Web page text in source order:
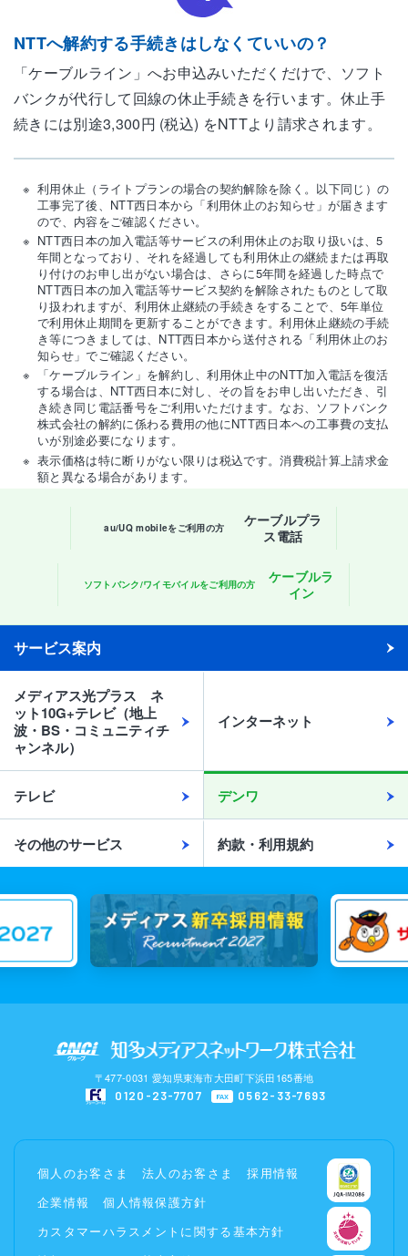
サービス案内
メディアス光プラス ネ
ット10G+テレビ（地上
波・BS・コミュニティチ
ャンネル）
インターネット
テレビ デンワ
その他のサービス 約款・利用規約
NTTへ解約する手続きはしなくていいの？
「ケーブルライン」へお申込みいただくだけで、ソフト
バンクが代行して回線の休止手続きを行います。休止手
続きには別途3,300円 (税込) をNTTより請求されます。
利用休止（ライトプランの場合の契約解除を除く。以下同じ）の
工事完了後、NTT西日本から「利用休止のお知らせ」が届きます
ので、内容をご確認ください。
NTT西日本の加入電話等サービスの利用休止のお取り扱いは、5
年間となっており、それを経過しても利用休止の継続または再取
り付けのお申し出がない場合は、さらに5年間を経過した時点で
NTT西日本の加入電話等サービス契約を解除されたものとして取
り扱われますが、利用休止継続の手続きをすることで、5年単位
で利用休止期間を更新することができます。利用休止継続の手続
き等につきましては、NTT西日本から送付される「利用休止のお
知らせ」でご確認ください。
「ケーブルライン」を解約し、利用休止中のNTT加入電話を復活
する場合は、NTT西日本に対し、その旨をお申し出いただき、引
き続き同じ電話番号をご利用いただけます。なお、ソフトバンク
株式会社の解約に係わる費用の他にNTT西日本への工事費の支払
いが別途必要になります。
表示価格は特に断りがない限りは税込です。消費税計算上請求金
額と異なる場合があります。
au/UQ mobileをご利用の方
ケーブルプラ
ス電話
ソフトバンク/ワイモバイルをご利用の方
ケーブルラ
イン
〒477-0031 愛知県東海市大田町下浜田165番地
0120-23-7707
FAX 0562-33-7693
個人のお客さま 法人のお客さま
採用情報
企業情報
個人情報保護方針
カスタマーハラスメントに関する基本方針